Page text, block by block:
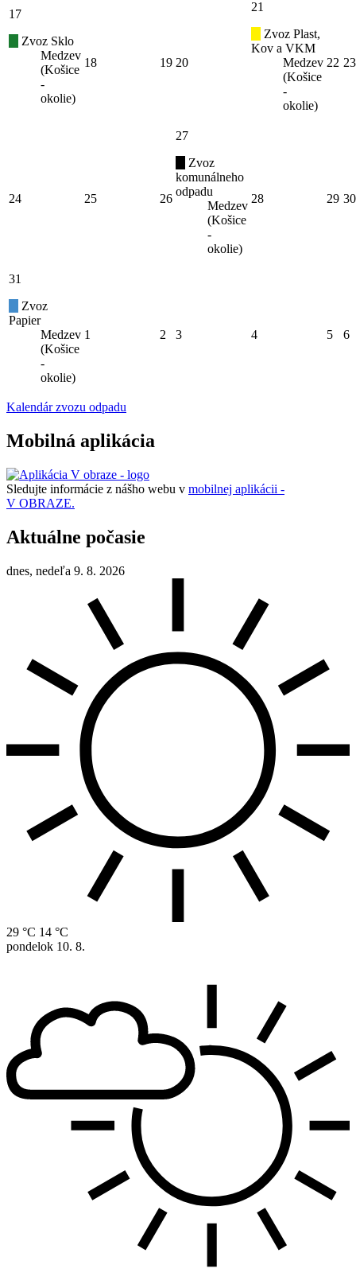
17
Zvoz Sklo
Medzev
(Košice
-
okolie)
18 19 20
21
Zvoz Plast,
Kov a VKM
Medzev
(Košice
-
okolie)
22 23
24 25 26
27
Zvoz
komunálneho
odpadu
Medzev
(Košice
-
okolie)
28 29 30
31
Zvoz
Papier
Medzev
(Košice
-
okolie)
1 2 3 4 5 6
Kalendár zvozu odpadu
Mobilná aplikácia
Sledujte informácie z nášho webu v mobilnej aplikácii -
V OBRAZE.
Aktuálne počasie
dnes, nedeľa 9. 8. 2026
29 °C 14 °C
pondelok 10. 8.